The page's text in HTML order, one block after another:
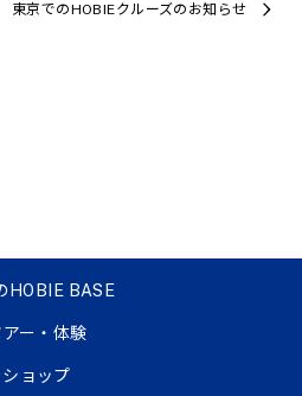
京でのHOBIEクルーズのお知らせ
HOBIE BASE
アー・体験
ショップ